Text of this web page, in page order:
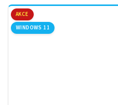
AKCE
WINDOWS 11